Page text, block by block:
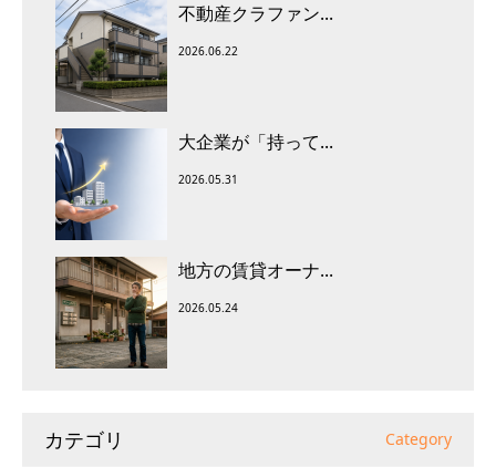
不動産クラファン...
2026.06.22
大企業が「持って...
2026.05.31
地方の賃貸オーナ...
2026.05.24
カテゴリ Category